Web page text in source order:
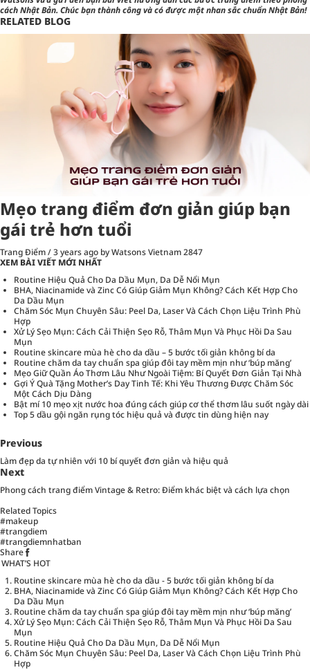
cách Nhật Bản. Chúc bạn thành công và có được một nhan sắc chuẩn Nhật Bản!
RELATED BLOG
Mẹo trang điểm đơn giản giúp bạn
gái trẻ hơn tuổi
Trang Điểm/3 years ago by Watsons Vietnam2847
XEM BÀI VIẾT MỚI NHẤT
Routine Hiệu Quả Cho Da Dầu Mụn, Da Dễ Nổi Mụn
BHA, Niacinamide và Zinc Có Giúp Giảm Mụn Không? Cách Kết Hợp Cho
Da Dầu Mụn
Chăm Sóc Mụn Chuyên Sâu: Peel Da, Laser Và Cách Chọn Liệu Trình Phù
Hợp
Xử Lý Sẹo Mụn: Cách Cải Thiện Sẹo Rỗ, Thâm Mụn Và Phục Hồi Da Sau
Mụn
Routine skincare mùa hè cho da dầu – 5 bước tối giản không bí da
Routine chăm da tay chuẩn spa giúp đôi tay mềm mịn như ‘búp măng’
Mẹo Giữ Quần Áo Thơm Lâu Như Ngoài Tiệm: Bí Quyết Đơn Giản Tại Nhà
Gợi Ý Quà Tặng Mother’s Day Tinh Tế: Khi Yêu Thương Được Chăm Sóc
Một Cách Dịu Dàng
Bật mí 10 mẹo xịt nước hoa đúng cách giúp cơ thể thơm lâu suốt ngày dài
Top 5 dầu gội ngăn rụng tóc hiệu quả và được tin dùng hiện nay
Previous
Làm đẹp da tự nhiên với 10 bí quyết đơn giản và hiệu quả
Next
Phong cách trang điểm Vintage & Retro: Điểm khác biệt và cách lựa chọn
Related Topics
#makeup
#trangdiem
#trangdiemnhatban
Share
WHAT’S HOT
Routine skincare mùa hè cho da dầu - 5 bước tối giản không bí da
BHA, Niacinamide và Zinc Có Giúp Giảm Mụn Không? Cách Kết Hợp Cho
Da Dầu Mụn
Routine chăm da tay chuẩn spa giúp đôi tay mềm mịn như ‘búp măng’
Xử Lý Sẹo Mụn: Cách Cải Thiện Sẹo Rỗ, Thâm Mụn Và Phục Hồi Da Sau
Mụn
Routine Hiệu Quả Cho Da Dầu Mụn, Da Dễ Nổi Mụn
Chăm Sóc Mụn Chuyên Sâu: Peel Da, Laser Và Cách Chọn Liệu Trình Phù
Hợp